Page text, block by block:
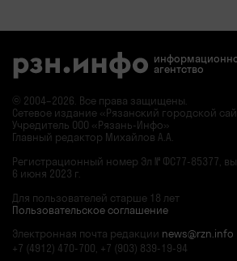
агентство
© 2004–2026. Все права защищены.
Сетевое издание «Рязанский городской
Учредитель ООО «Рязань-Инфо»
Главный редактор Михайлов А.А.
Регистрационный номер Эл № ФС77-85377,
6 июня 2023 г.
Для пользователей старше 18 лет
Пользовательское соглашение
Электронная почта редакции news@rzn.info
+7 (4912) 470-700, +7 (903) 839-19-94